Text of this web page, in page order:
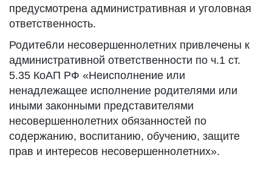
предусмотрена административная и уголовная
ответственность.
Родите6ли несовершеннолетних привлечены к
административной ответственности по ч.1 ст.
5.35 КоАП РФ «Неисполнение или
ненадлежащее исполнение родителями или
иными законными представителями
несовершеннолетних обязанностей по
содержанию, воспитанию, обучению, защите
прав и интересов несовершеннолетних».